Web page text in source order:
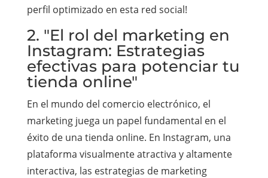
perfil optimizado en esta red social!
2. "El rol del marketing en
Instagram: Estrategias
efectivas para potenciar tu
tienda online"
En el mundo del comercio electrónico, el
marketing juega un papel fundamental en el
éxito de una tienda online. En Instagram, una
plataforma visualmente atractiva y altamente
interactiva, las estrategias de marketing